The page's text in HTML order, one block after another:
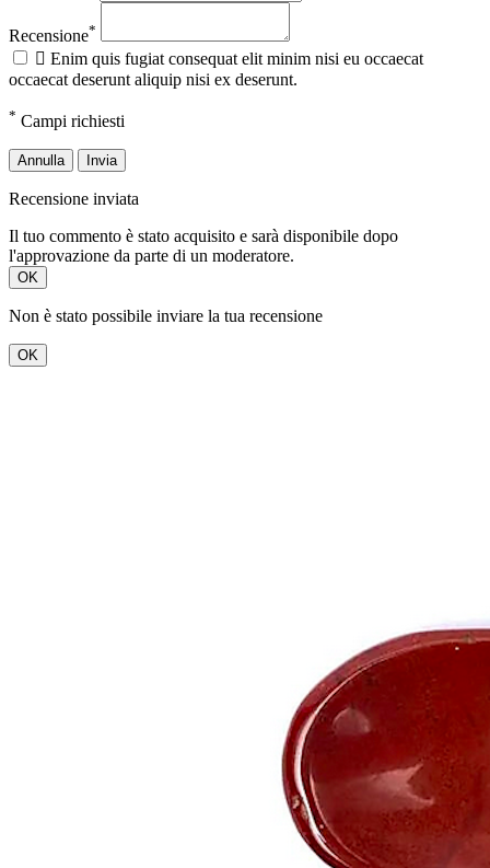
Recensione*
 Enim quis fugiat consequat elit minim nisi eu occaecat
occaecat deserunt aliquip nisi ex deserunt.
* Campi richiesti
Annulla Invia
Recensione inviata
Il tuo commento è stato acquisito e sarà disponibile dopo
l'approvazione da parte di un moderatore.
OK
Non è stato possibile inviare la tua recensione
OK